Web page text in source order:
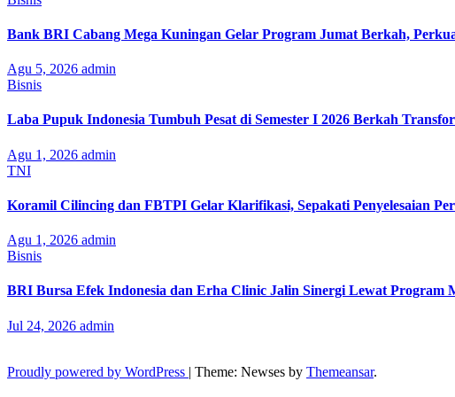
Bank BRI Cabang Mega Kuningan Gelar Program Jumat Berkah,
Agu 5, 2026 admin
Bisnis
Laba Pupuk Indonesia Tumbuh Pesat di Semester I 2026 Berkah
Agu 1, 2026 admin
TNI
Koramil Cilincing dan FBTPI Gelar Klarifikasi, Sepakati Penyelesaian
Agu 1, 2026 admin
Bisnis
BRI Bursa Efek Indonesia dan Erha Clinic Jalin Sinergi Lewat Program
Jul 24, 2026 admin
Proudly powered by WordPress | Theme: Newses by Themeansar.